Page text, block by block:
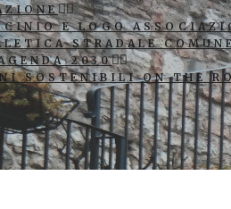
E LOGO
STRADALE
2030
SOSTENIBILI ON THE